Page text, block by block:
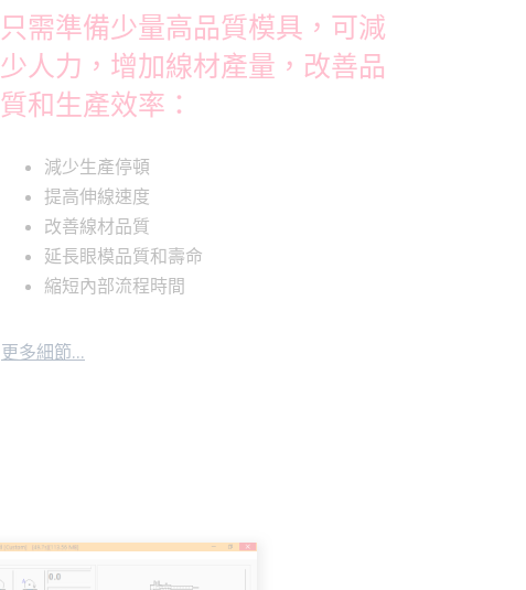
只需準備少量高品質模具，可減
少人力，增加線材產量，改善品
質和生產效率：
減少生產停頓
提高伸線速度
改善線材品質
延長眼模品質和壽命
縮短內部流程時間
更多細節...